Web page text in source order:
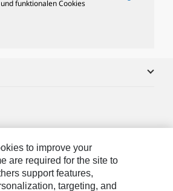
funktionalen Cookies
to improve your
are required for the site to
support features,
targeting, and